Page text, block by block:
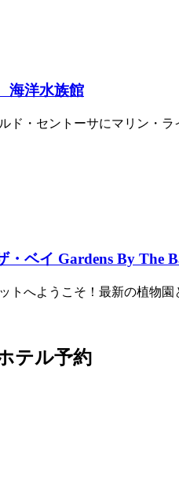
海洋水族館
ド・セントーサにマリン・
・ベイ Gardens By The
トへようこそ！最新の植物
テル予約